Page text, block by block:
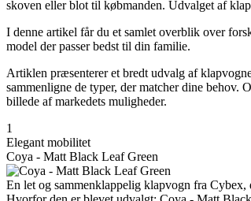
skoven eller blot til købmanden. Udvalget af
I denne artikel får du et samlet overblik over
model der passer bedst til din familie.
Artiklen præsenterer et bredt udvalg af
sammenligne de typer, der matcher dine behov.
billede af markedets muligheder.
1
Elegant mobilitet
Coya - Matt Black Leaf Green
En let og sammenklappelig klapvogn fra Cybex,